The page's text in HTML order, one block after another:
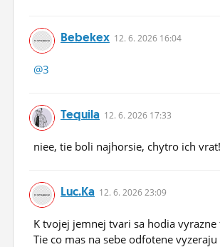
Bebekex 12. 6. 2026 16:04
@3
Tequila 12. 6. 2026 17:33
niee, tie boli najhorsie, chytro ich vrat!
Luc.ka 12. 6. 2026 23:09
K tvojej jemnej tvari sa hodia vyrazne
Tie co mas na sebe odfotene